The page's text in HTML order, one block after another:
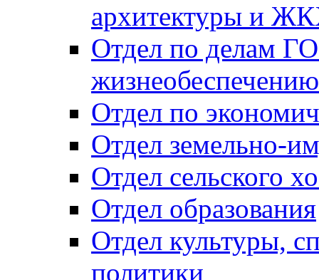
архитектуры и
Отдел по делам
Отдел по
Отдел земельно-
Отдел сельского
Отдел образования
Отдел культуры,
политики